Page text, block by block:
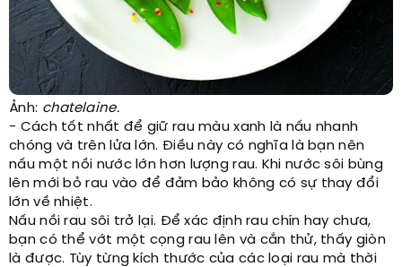
Ảnh: chatelaine.
- Cách tốt nhất để giữ rau màu xanh là nấu nhanh
chóng và trên lửa lớn. Điều này có nghĩa là bạn nên
nấu một nồi nước lớn hơn lượng rau. Khi nước sôi bùng
lên mới bỏ rau vào để đảm bảo không có sự thay đổi
lớn về nhiệt.
Nấu nồi rau sôi trở lại. Để xác định rau chín hay chưa,
bạn có thể vớt một cọng rau lên và cắn thử, thấy giòn
là được. Tùy từng kích thước của các loại rau mà thời